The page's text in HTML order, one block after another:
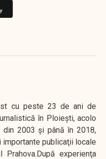
cu peste 23 de ani de
în Ploieşti, acolo
2003 şi până în 2018,
importante publicaţii locale
experienţa